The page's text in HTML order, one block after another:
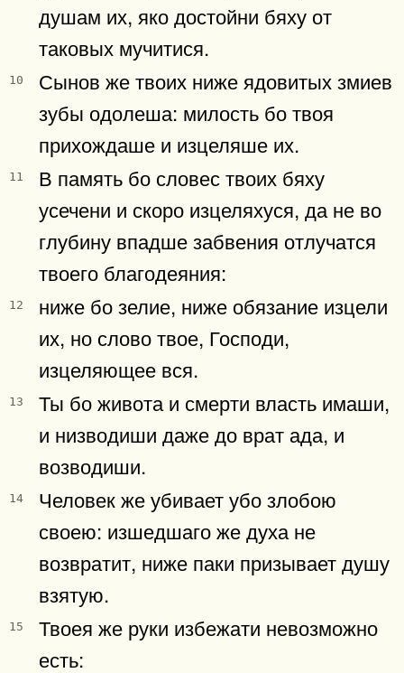
душам их, яко достойни бяху от
таковых мучитися.
10
Сынов же твоих ниже ядовитых змиев
зубы одолеша: милость бо твоя
прихождаше и изцеляше их.
11
В память бо словес твоих бяху
усечени и скоро изцеляхуся, да не во
глубину впадше забвения отлучатся
твоего благодеяния:
12
ниже бо зелие, ниже обязание изцели
их, но слово твое, Господи,
изцеляющее вся.
13
Ты бо живота и смерти власть имаши,
и низводиши даже до врат ада, и
возводиши.
14
Человек же убивает убо злобою
своею: изшедшаго же духа не
возвратит, ниже паки призывает душу
взятую.
15
Твоея же руки избежати невозможно
есть: